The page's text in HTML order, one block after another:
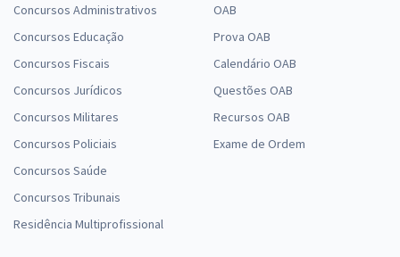
Concursos Administrativos
Concursos Educação
Concursos Fiscais
Concursos Jurídicos
Concursos Militares
Concursos Policiais
Concursos Saúde
Concursos Tribunais
Residência Multiprofissional
OAB
Prova OAB
Calendário OAB
Questões OAB
Recursos OAB
Exame de Ordem